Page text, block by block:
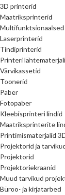
3D printerid
Maatriksprinterid
Laserprinterid
Tindiprinterid
Printeri
Värvikassetid
Toonerid
Paber
Fotopaber
Kleebisprinteri lindid
Maatriksprinterite
Printimismaterjalid
Projektorid ja
Projektorid
Projektoriekraanid
Muud tarvikud
Büroo- ja kirjatarbed